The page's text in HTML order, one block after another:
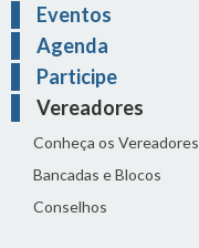
Eventos
Agenda
Participe
Vereadores
Conheça os Vereadores
Bancadas e Blocos
Conselhos